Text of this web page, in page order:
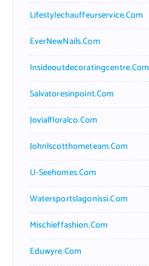
Lifestylechauffeurservice.com
EverNewNails.com
Insideoutdecoratingcentre.com
Salvatoresinpoint.com
Jovialfloralco.com
Johnlscotthometeam.com
U-Seehomes.com
Watersportslagonissi.com
Mischieffashion.com
Eduwyre.com